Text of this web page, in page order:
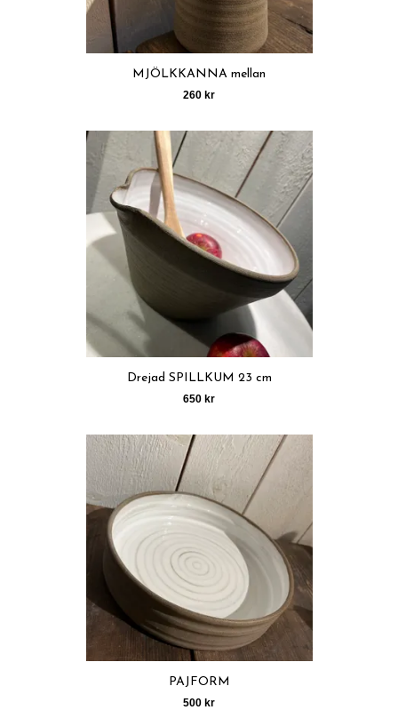
MJÖLKKANNA mellan
260 kr
Drejad SPILLKUM 23 cm
650 kr
PAJFORM
500 kr